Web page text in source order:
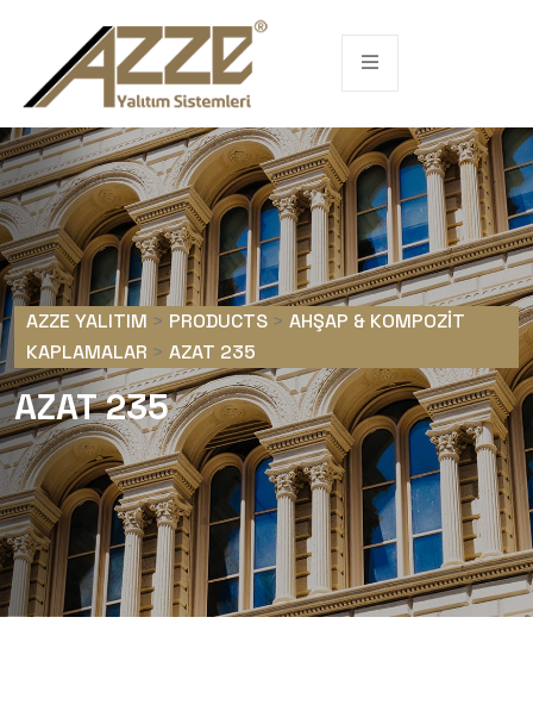
AZZE YALITIM > PRODUCTS > AHŞAP & KOMPOZIT
KAPLAMALAR > AZAT 235
AZAT 235